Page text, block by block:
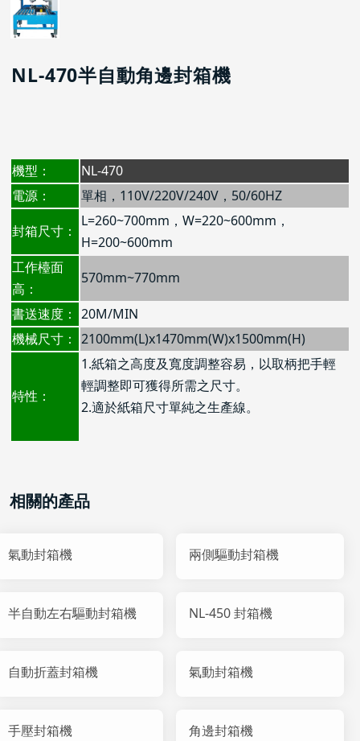
NL-470半自動角邊封箱機
機型：
NL-470
電源：
單相，110V/220V/240V，50/60HZ
封箱尺寸：
L=260~700mm，W=220~600mm，
H=200~600mm
工作檯面
高：
570mm~770mm
書送速度： 20M/MIN
機械尺寸： 2100mm(L)x1470mm(W)x1500mm(H)
特性：
1.紙箱之高度及寬度調整容易，以取柄把手輕
輕調整即可獲得所需之尺寸。
2.適於紙箱尺寸單純之生產線。
相關的產品
氣動封箱機 兩側驅動封箱機
半自動左右驅動封箱機 NL-450 封箱機
自動折蓋封箱機 氣動封箱機
手壓封箱機 角邊封箱機